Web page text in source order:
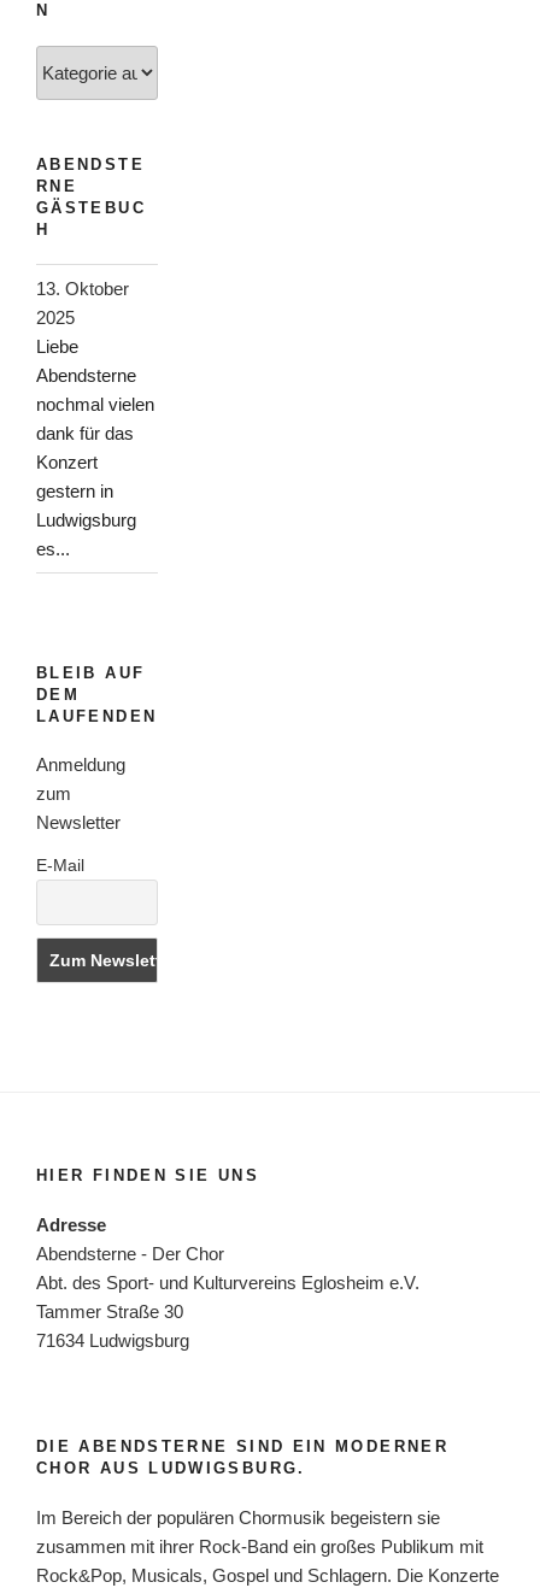
N
ABENDSTE
RNE
GÄSTEBUC
H
13. Oktober
2025
Liebe
Abendsterne
nochmal vielen
dank für das
Konzert
gestern in
Ludwigsburg
es...
BLEIB AUF
DEM
LAUFENDEN
Anmeldung
zum
Newsletter
E-Mail
HIER FINDEN SIE UNS
Adresse
Abendsterne - Der Chor
Abt. des Sport- und Kulturvereins Eglosheim e.V.
Tammer Straße 30
71634 Ludwigsburg
DIE ABENDSTERNE SIND EIN MODERNER
CHOR AUS LUDWIGSBURG.
Im Bereich der populären Chormusik begeistern sie
zusammen mit ihrer Rock-Band ein großes Publikum mit
Rock&Pop, Musicals, Gospel und Schlagern. Die Konzerte